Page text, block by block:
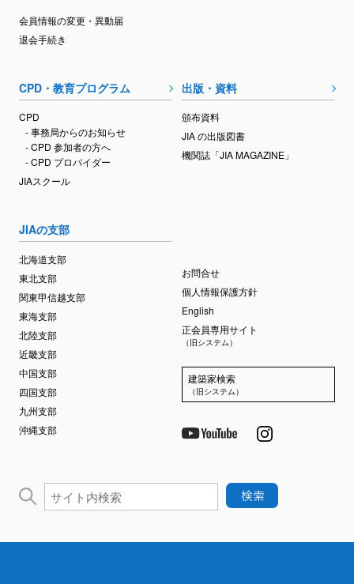
会員情報の変更・異動届
退会手続き
CPD・教育プログラム
CPD
- 事務局からのお知らせ
- CPD 参加者の方へ
- CPD プロバイダー
JIAスクール
出版・資料
頒布資料
JIA の出版図書
機関誌「JIA MAGAZINE」
JIAの支部
北海道支部
東北支部
関東甲信越支部
東海支部
北陸支部
近畿支部
中国支部
四国支部
九州支部
沖縄支部
お問合せ
個人情報保護方針
English
正会員専用サイト
（旧システム）
建築家検索
（旧システム）